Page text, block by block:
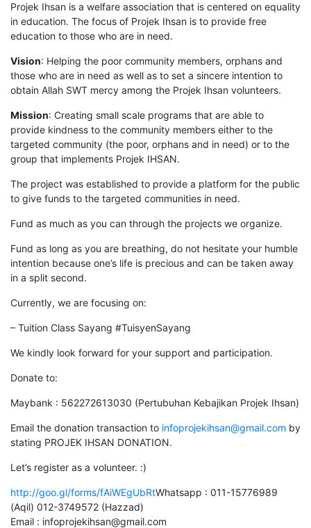
Projek Ihsan is a welfare association that is centered on equality
in education. The focus of Projek Ihsan is to provide free
education to those who are in need.
Vision: Helping the poor community members, orphans and
those who are in need as well as to set a sincere intention to
obtain Allah SWT mercy among the Projek Ihsan volunteers.
Mission: Creating small scale programs that are able to
provide kindness to the community members either to the
targeted community (the poor, orphans and in need) or to the
group that implements Projek IHSAN.
The project was established to provide a platform for the public
to give funds to the targeted communities in need.
Fund as much as you can through the projects we organize.
Fund as long as you are breathing, do not hesitate your humble
intention because one’s life is precious and can be taken away
in a split second.
Currently, we are focusing on:
– Tuition Class Sayang #TuisyenSayang
We kindly look forward for your support and participation.
Donate to:
Maybank : 562272613030 (Pertubuhan Kebajikan Projek Ihsan)
Email the donation transaction to infoprojekihsan@gmail.com by
stating PROJEK IHSAN DONATION.
Let’s register as a volunteer. :)
http://goo.gl/forms/fAiWEgUbRtWhatsapp : 011-15776989
(Aqil) 012-3749572 (Hazzad)
Email : infoprojekihsan@gmail.com